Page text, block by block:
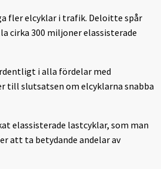
fler elcyklar i trafik. Deloitte spår
cirka 300 miljoner elassisterade
i alla fördelar med
till slutsatsen om elcyklarna snabba
elassisterade lastcyklar, som man
att ta betydande andelar av